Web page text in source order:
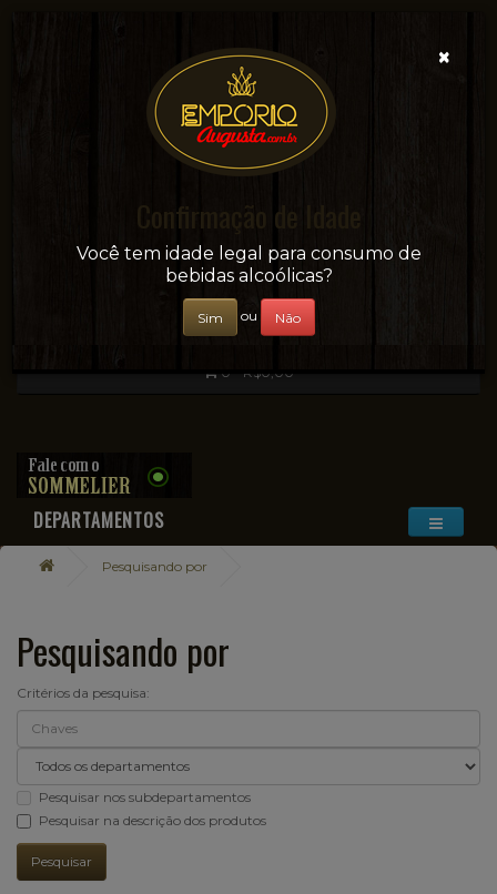
Sua conveniência e adega on-line!
0 - R$0,00
DEPARTAMENTOS
Pesquisando por
Pesquisando por
Critérios da pesquisa:
Pesquisar nos subdepartamentos
Pesquisar na descrição dos produtos
×
Confirmação de Idade
Você tem idade legal para consumo de
bebidas alcoólicas?
Sim ou Não